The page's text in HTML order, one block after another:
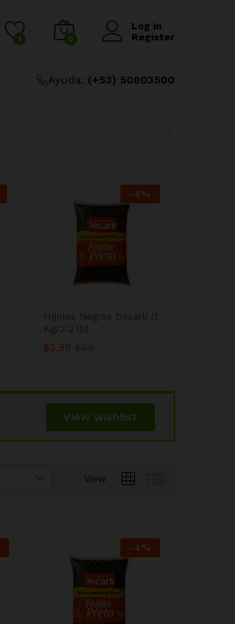
1 0
Log in
Register
Ayuda: (+53) 50803500
-4%
Frijoles Negros Decarlí (1
Kg/2.2 lb)
$2.99
$2.99
View wishlist
View
-4%